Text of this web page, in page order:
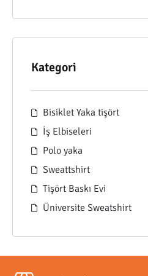
Kategori
Bisiklet Yaka tişört
İş Elbiseleri
Polo yaka
Sweattshirt
Tişört Baskı Evi
Üniversite Sweatshirt